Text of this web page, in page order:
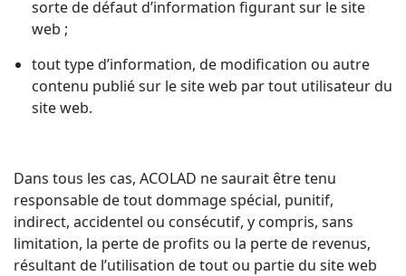
sorte de défaut d’information figurant sur le site
web ;
tout type d’information, de modification ou autre
contenu publié sur le site web par tout utilisateur du
site web.
Dans tous les cas, ACOLAD ne saurait être tenu
responsable de tout dommage spécial, punitif,
indirect, accidentel ou consécutif, y compris, sans
limitation, la perte de profits ou la perte de revenus,
résultant de l’utilisation de tout ou partie du site web